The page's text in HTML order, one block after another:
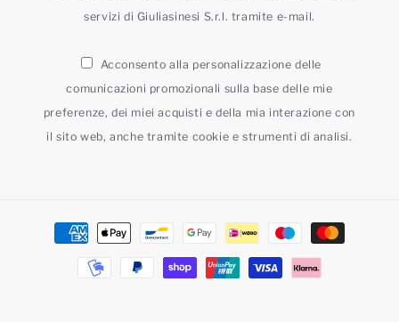
servizi di Giuliasinesi S.r.l. tramite e-mail.
Acconsento alla personalizzazione delle
comunicazioni promozionali sulla base delle mie
preferenze, dei miei acquisti e della mia interazione con
il sito web, anche tramite cookie e strumenti di analisi.
Metodi
pagamento